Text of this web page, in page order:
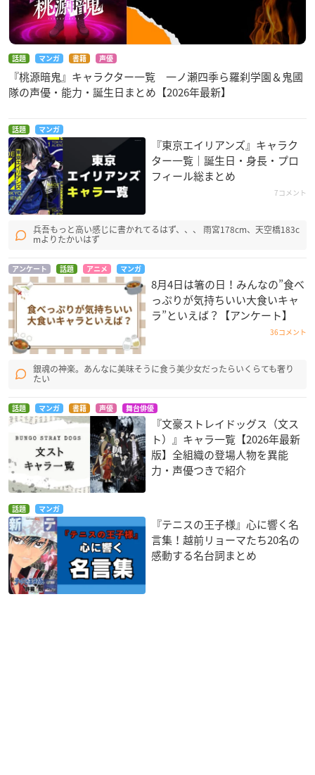
話題 マンガ 書籍 声優
『桃源暗鬼』キャラクター一覧 一ノ瀬四季ら羅刹学園＆鬼國
隊の声優・能力・誕生日まとめ【2026年最新】
話題 マンガ
『東京エイリアンズ』キャラク
ター一覧｜誕生日・身長・プロ
フィール総まとめ
7コメント
兵吾もっと高い感じに書かれてるはず、、、 雨宮178cm、天空橋183c
mよりたかいはず
アンケート 話題 アニメ マンガ
8月4日は箸の日！みんなの”食べ
っぷりが気持ちいい大食いキャ
ラ”といえば？【アンケート】
36コメント
銀魂の神楽。あんなに美味そうに食う美少女だったらいくらても奢り
たい
話題 マンガ 書籍 声優 舞台俳優
『文豪ストレイドッグス（文ス
ト）』キャラ一覧【2026年最新
版】全組織の登場人物を異能
力・声優つきで紹介
話題 マンガ
『テニスの王子様』心に響く名
言集！越前リョーマたち20名の
感動する名台詞まとめ